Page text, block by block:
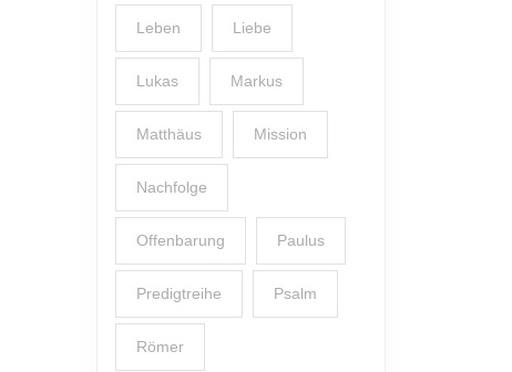
Leben Liebe
Lukas Markus
Matthäus Mission
Nachfolge
Offenbarung Paulus
Predigtreihe Psalm
Römer